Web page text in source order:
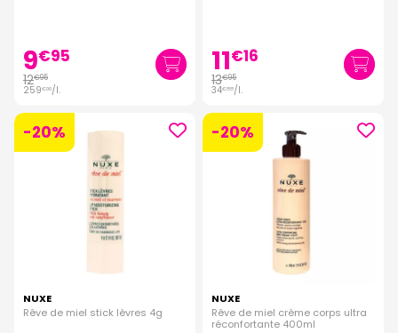
9€95
12€95
259€00/l.
11€16
13€95
34€88/l.
-20%
NUXE
Rêve de miel stick lèvres 4g
-20%
NUXE
Rêve de miel crème corps ultra
réconfortante 400ml